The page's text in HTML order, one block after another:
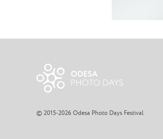
© 2015-2026 Odesa Photo Days Festival